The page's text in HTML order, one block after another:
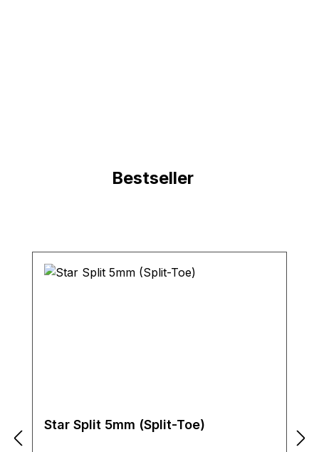
Bestseller
Star Split 5mm (Split-Toe)